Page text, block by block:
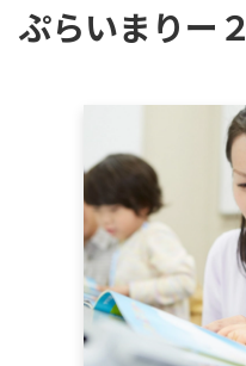
ぷらいまりー２